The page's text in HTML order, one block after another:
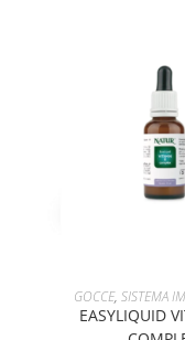
AGGIUNGI AL
GOCCE, SISTEMA
EASYLIQUID